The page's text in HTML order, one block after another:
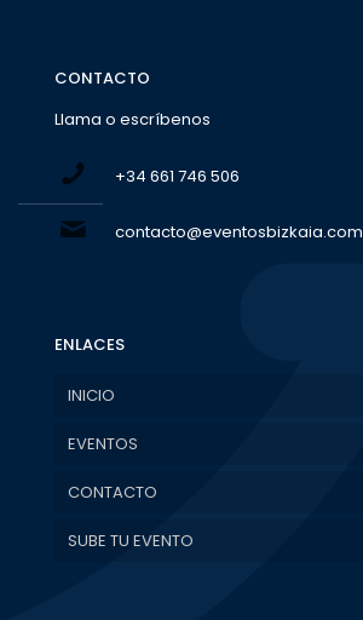
CONTACTO
Llama o escríbenos
+34 661 746 506
contacto@eventosbizkaia.com
ENLACES
INICIO
EVENTOS
CONTACTO
SUBE TU EVENTO